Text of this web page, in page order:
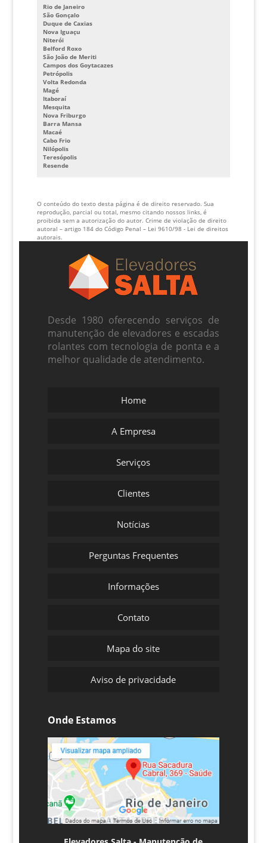
PREÇO QUADRO DE COMANDO PARA ELEVADOR
QUADRO DE COMANDO PARA ELEVADOR
REFORMA CABINE ELEVADOR
SISTEMA DE SEGURANÇA ELEVADORES
VISTORIA TECNICA EM ELEVADORES
FABRICANTE DE BOTOEIRAS DE ELEVADOR
INVERSOR DE FREQUENCIA PARA ELEVADORES PREÇO
CABINE DE ELEVADOR PREÇO
Rio de Janeiro
São Gonçalo
Duque de Caxias
Nova Iguaçu
Niterói
Belford Roxo
São João de Meriti
Campos dos Goytacazes
Petrópolis
Volta Redonda
Magé
Itaboraí
Mesquita
Nova Friburgo
Barra Mansa
Macaé
Cabo Frio
Nilópolis
Teresópolis
Resende
O conteúdo do texto desta página é de direito reservado. Sua
reprodução, parcial ou total, mesmo citando nossos links, é
proibida sem a autorização do autor. Crime de violação de direito
autoral – artigo 184 do Código Penal – Lei 9610/98 - Lei de direitos
autorais.
Desde 1980 oferecendo serviços de
manutenção de elevadores e escadas
rolantes com tecnologia de ponta e a
melhor qualidade de atendimento.
Home
A Empresa
Serviços
Clientes
Notícias
Perguntas Frequentes
Informações
Contato
Mapa do site
Aviso de privacidade
Onde Estamos